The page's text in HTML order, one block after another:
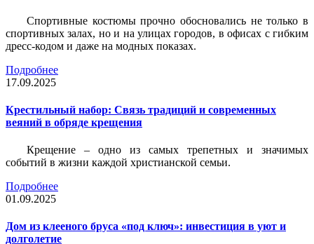
Спортивные костюмы прочно обосновались не только в
спортивных залах, но и на улицах городов, в офисах с гибким
дресс-кодом и даже на модных показах.
Подробнее
17.09.2025
Крестильный набор: Связь традиций и современных
веяний в обряде крещения
Крещение – одно из самых трепетных и значимых
событий в жизни каждой христианской семьи.
Подробнее
01.09.2025
Дом из клееного бруса «под ключ»: инвестиция в уют и
долголетие